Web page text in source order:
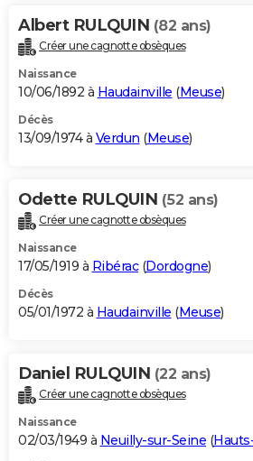
Albert RULQUIN (82 ans)
Créer une cagnotte obsèques
Naissance
10/06/1892 à Haudainville (Meuse)
Décès
13/09/1974 à Verdun (Meuse)
Odette RULQUIN (52 ans)
Créer une cagnotte obsèques
Naissance
17/05/1919 à Ribérac(Dordogne)
Décès
05/01/1972 à Haudainville (Meuse)
Daniel RULQUIN (22 ans)
Créer une cagnotte obsèques
Naissance
02/03/1949 à Neuilly-sur-Seine (